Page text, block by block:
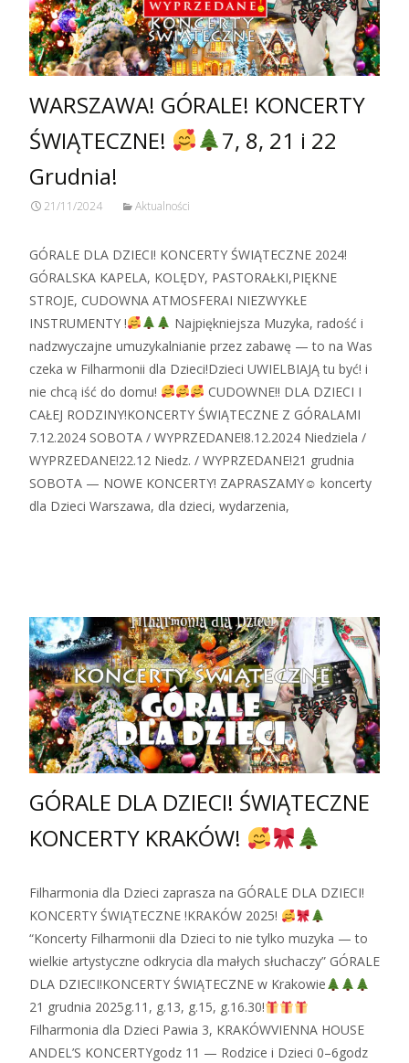
WARSZAWA! GÓRALE! KONCERTY
ŚWIĄTECZNE!
7, 8, 21 i 22
Grudnia!
21/11/2024 Aktualności
GÓRALE DLA DZIECI! KONCERTY ŚWIĄTECZNE 2024!
GÓRALSKA KAPELA, KOLĘDY, PASTORAŁKI,PIĘKNE
STROJE, CUDOWNA ATMOSFERAI NIEZWYKŁE
INSTRUMENTY !
Najpiękniejsza Muzyka, radość i
nadzwyczajne umuzykalnianie przez zabawę — to na Was
czeka w Filharmonii dla Dzieci!Dzieci UWIELBIAJĄ tu być! i
nie chcą iść do domu!
CUDOWNE!! DLA DZIECI I
CAŁEJ RODZINY!KONCERTY ŚWIĄTECZNE Z GÓRALAMI
7.12.2024 SOBOTA / WYPRZEDANE!8.12.2024 Niedziela /
WYPRZEDANE!22.12 Niedz. / WYPRZEDANE!21 grudnia
SOBOTA — NOWE KONCERTY! ZAPRASZAMY☺ koncerty
dla Dzieci Warszawa, dla dzieci, wydarzenia,
GÓRALE DLA DZIECI! ŚWIĄTECZNE
KONCERTY KRAKÓW!
Filharmonia dla Dzieci zaprasza na GÓRALE DLA DZIECI!
KONCERTY ŚWIĄTECZNE !KRAKÓW 2025!
“Koncerty Filharmonii dla Dzieci to nie tylko muzyka — to
wielkie artystyczne odkrycia dla małych słuchaczy” GÓRALE
DLA DZIECI!KONCERTY ŚWIĄTECZNE w Krakowie
21 grudnia 2025g.11, g.13, g.15, g.16.30!
Filharmonia dla Dzieci Pawia 3, KRAKÓWVIENNA HOUSE
ANDEL’S KONCERTYgodz 11 — Rodzice i Dzieci 0–6godz